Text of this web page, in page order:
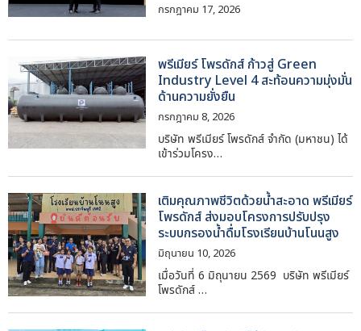
กรกฎาคม 17, 2026
พรีเมียร์ โพรดักส์ ก้าวสู่ Green
Industry Level 4 สะท้อนความมุ่งมั่น
ด้านความยั่งยืน
กรกฎาคม 8, 2026
บริษัท พรีเมียร์ โพรดักส์ จำกัด (มหาชน) ได้
เข้าร่วมโครง…
เติมคุณภาพชีวิตด้วยน้ำสะอาด พรีเมียร์
โพรดักส์ ส่งมอบโครงการปรับปรุง
ระบบกรองน้ำดื่มโรงเรียนบ้านโนนสูง
มิถุนายน 10, 2026
เมื่อวันที่ 6 มิถุนายน 2569 บริษัท พรีเมียร์
โพรดักส์ …